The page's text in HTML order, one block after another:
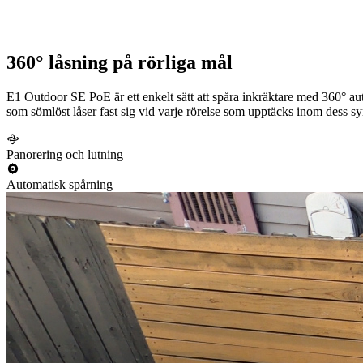
360° låsning på rörliga mål
E1 Outdoor SE PoE är ett enkelt sätt att spåra inkräktare med 360°
som sömlöst låser fast sig vid varje rörelse som upptäcks inom dess
Panorering och lutning
Automatisk spårning